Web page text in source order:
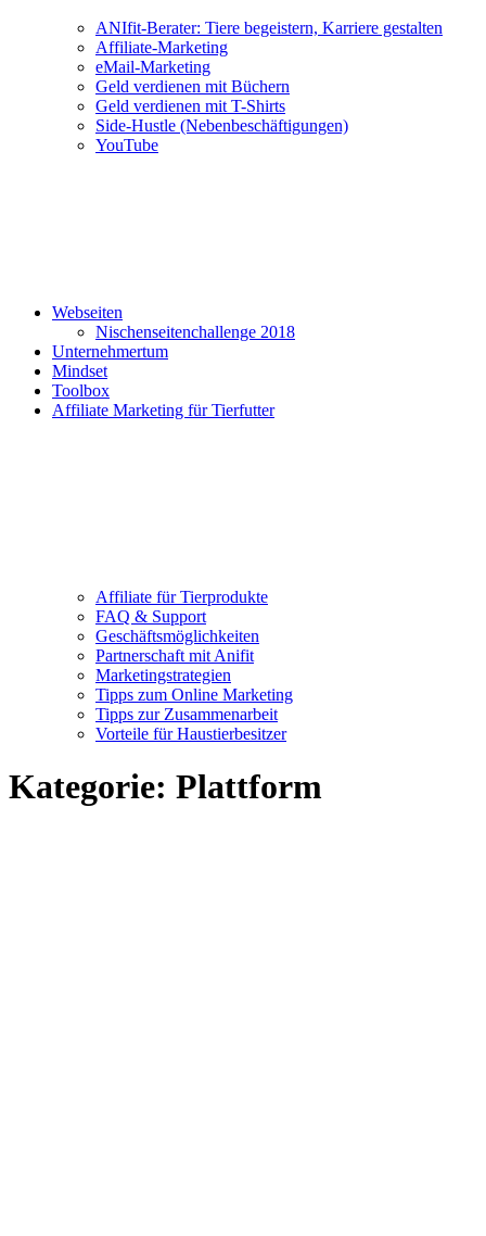
ANIfit-Berater: Tiere begeistern, Karriere gestalten
Affiliate-Marketing
eMail-Marketing
Geld verdienen mit Büchern
Geld verdienen mit T-Shirts
Side-Hustle (Nebenbeschäftigungen)
YouTube
Webseiten
Nischenseitenchallenge 2018
Unternehmertum
Mindset
Toolbox
Affiliate Marketing für Tierfutter
Affiliate für Tierprodukte
FAQ & Support
Geschäftsmöglichkeiten
Partnerschaft mit Anifit
Marketingstrategien
Tipps zum Online Marketing
Tipps zur Zusammenarbeit
Vorteile für Haustierbesitzer
Kategorie: Plattform